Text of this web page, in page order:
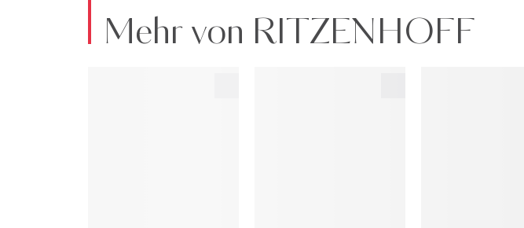
Mehr von RITZENHOFF